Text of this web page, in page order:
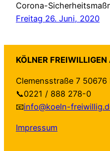
Corona-
Freitag 26. Juni, 2020
KÖLNER FREIWILLIGEN
Clemensstraße 7 50676
📞0221 / 888 278-0
📧info@koeln-
Impressum